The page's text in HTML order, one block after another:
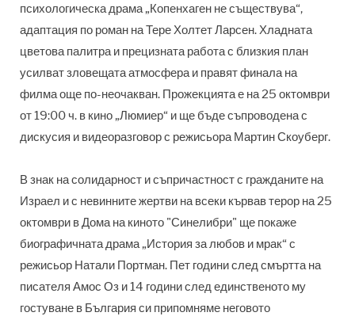
психологическа драма „Копенхаген не съществува“,
адаптация по роман на Тере Холтет Ларсен. Хладната
цветова палитра и прецизната работа с близкия план
усилват зловещата атмосфера и правят финала на
филма още по-неочакван. Прожекцията е на 25 октомври
от 19:00 ч. в кино „Люмиер“ и ще бъде съпроводена с
дискусия и видеоразговор с режисьора Мартин Скоуберг.
В знак на солидарност и съпричастност с гражданите на
Израел и с невинните жертви на всеки кървав терор на 25
октомври в Дома на киното "Синелибри" ще покаже
биографичната драма „История за любов и мрак“ с
режисьор Натали Портман. Пет години след смъртта на
писателя Амос Оз и 14 години след единственото му
гостуване в България си припомняме неговото